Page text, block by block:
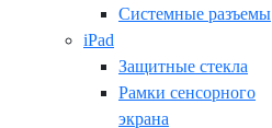
Системные разъемы
iPad
Защитные стекла
Рамки сенсорного
экрана